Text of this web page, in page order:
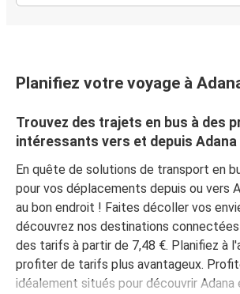
Planifiez votre voyage à
Trouvez des trajets en bus à des
intéressants vers et depuis Adana
En quête de solutions de transport en
pour vos déplacements depuis ou vers
au bon endroit ! Faites décoller vos
découvrez nos destinations connectées
des tarifs à partir de 7,48 €. Planifiez à
profiter de tarifs plus avantageux.
idéalement situés pour découvrir Adana